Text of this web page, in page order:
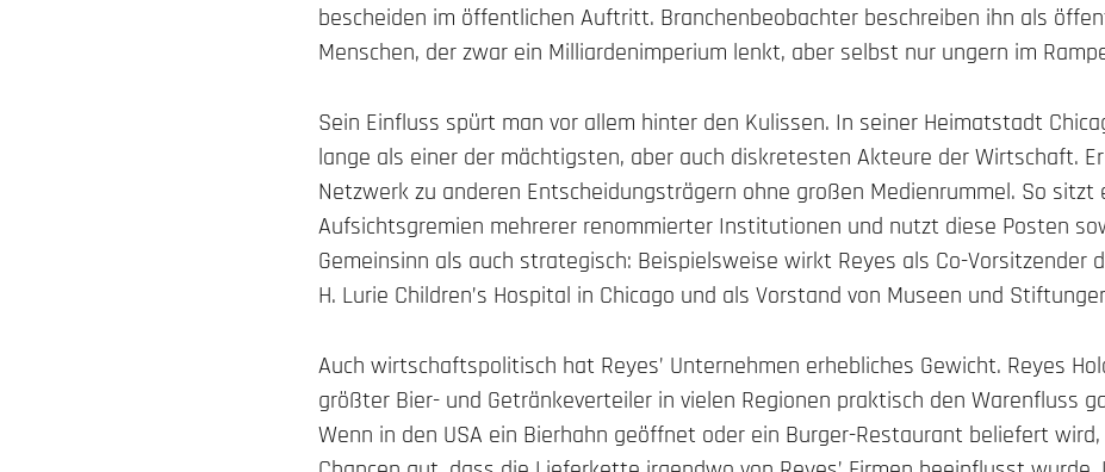
bescheiden im öffentlichen Auftritt. Branchenbeobachter beschreiben ihn als
Menschen, der zwar ein Milliardenimperium lenkt, aber selbst nur ungern im
Sein Einfluss spürt man vor allem hinter den Kulissen. In seiner Heimatstadt
lange als einer der mächtigsten, aber auch diskretesten Akteure der Wirtschaft.
Netzwerk zu anderen Entscheidungsträgern ohne großen Medienrummel. So sitzt
Aufsichtsgremien mehrerer renommierter Institutionen und nutzt diese Posten
Gemeinsinn als auch strategisch: Beispielsweise wirkt Reyes als Co-Vorsitzender
H. Lurie Children’s Hospital in Chicago und als Vorstand von Museen und
Auch wirtschaftspolitisch hat Reyes’ Unternehmen erhebliches Gewicht. Reyes
größter Bier- und Getränkeverteiler in vielen Regionen praktisch den Warenfluss
Wenn in den USA ein Bierhahn geöffnet oder ein Burger-Restaurant beliefert